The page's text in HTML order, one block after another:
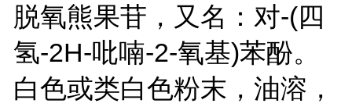
脱氧熊果苷，又名：对-(四
氢-2H-吡喃-2-氧基)苯酚。
白色或类白色粉末，油溶，